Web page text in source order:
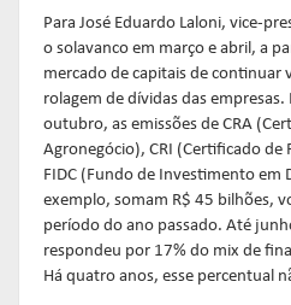
Para José Eduardo Laloni, vice-
o solavanco em março e abril, a
mercado de capitais de continuar
rolagem de dívidas das
outubro, as emissões de CRA
Agronegócio), CRI (Certificado de
FIDC (Fundo de Investimento em
exemplo, somam R$ 45 bilhões,
período do ano passado. Até
respondeu por 17% do mix de
Há quatro anos, esse percentual